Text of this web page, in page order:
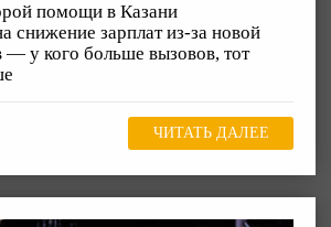
помощи в Казани
снижение зарплат из-за новой
— у кого больше вызовов, тот
ЧИТАТЬ ДАЛЕЕ